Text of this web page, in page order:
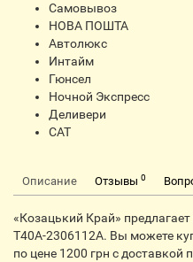
Самовывоз
НОВА ПОШТА
Автолюкс
Интайм
Гюнсел
Ночной Экспресс
Деливери
CАТ
Описание Отзывы 0
«Козацький Край»
Т40А-2306112А. Вы можете
по цене 1200 грн с